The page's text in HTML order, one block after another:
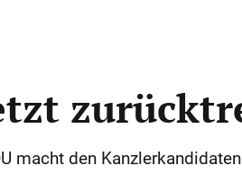
macht den